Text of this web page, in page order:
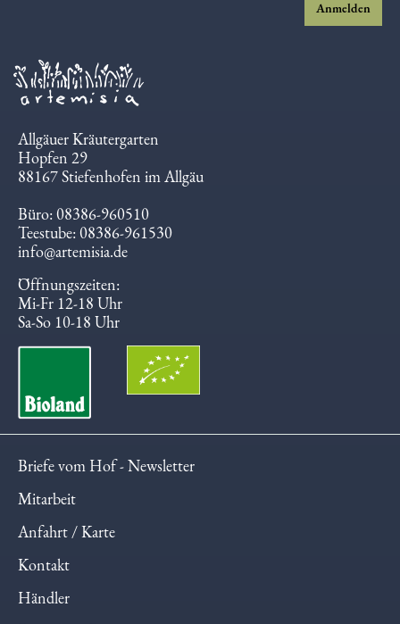
Allgäuer Kräutergarten
Hopfen 29
88167 Stiefenhofen im Allgäu
Büro: 08386-960510
Teestube: 08386-961530
info@artemisia.de
Öffnungszeiten:
Mi-Fr 12-18 Uhr
Sa-So 10-18 Uhr
Briefe vom Hof - Newsletter
Mitarbeit
Anfahrt / Karte
Kontakt
Händler